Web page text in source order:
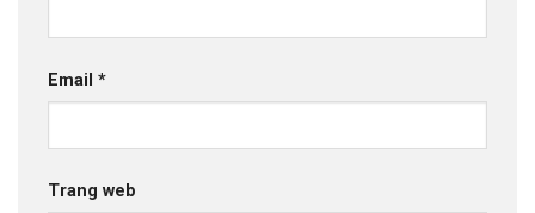
Email *
Trang web